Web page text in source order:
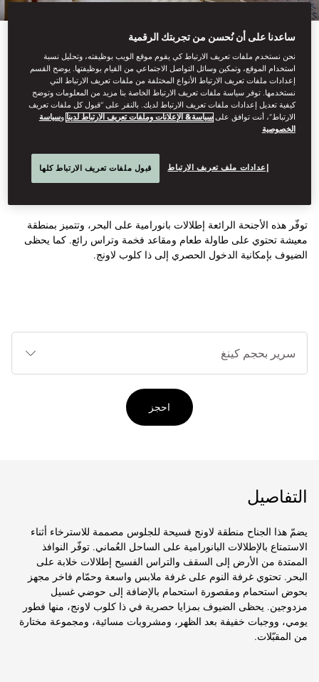
اطّلع على كل الغرف
جناح بإطلالة بانورامية
توفّر هذه الأجنحة الرائعة إطلالات بانورامية على البحر، وتتميز بمنطقة
معيشة تحتوي على طاولة طعام ومقاعد فخمة وتراس رائع. كما يحظى
الضيوف بإمكانية الدخول الحصري إلى ذا كلوب لاونج.
احجز
التفاصيل
يضمّ هذا الجناح منطقة لاونج فسيحة للجلوس مصممة للاسترخاء أثناء
الاستمتاع بالإطلالات البانورامية على الساحل العُماني. توفّر النوافذ
الممتدة من الأرض إلى السقف والتراس الفسيح إطلالات خلابة على
البحر. تحتوي غرفة النوم على غرفة ملابس واسعة وحمّام فاخر مجهز
بحوض استحمام ومقصورة استحمام بالإضافة إلى حوضي غسيل
مزدوجين. يحظى الضيوف بمزايا حصرية في ذا كلوب لاونج، منها فطور
يومي، ووجبات خفيفة بعد الظهر، ومشروبات مسائية، ومجموعة مختارة
من المقبّلات.
ساعدنا على أن نُحسن من تجربتك الرقمية
نحن نستخدم ملفات تعريف الارتباط كي يقوم موقع الويب بوظيفته، وتحليل نسبة
استخدام الموقع، وتمكين وسائل التواصل الاجتماعي من القيام بوظيفتها. يوضح القسم
إعدادات ملفات تعريف الارتباط الأنواع المختلفة من ملفات تعريف الارتباط التي
نستخدمها. توفر سياسة ملفات تعريف الارتباط الخاصة بنا مزيد من المعلومات وتوضح
كيفية تعديل إعدادات ملفات تعريف الارتباط لديك. بالنقر على “قبول كل ملفات تعريف
الارتباط”، أنت توافق علىسياسة& الإعلانات وملفات تعريف الارتباط لدينا وسياسة
الخصوصية
إعدادات ملف تعريف الارتباط قبول ملفات تعريف الارتباط كلها